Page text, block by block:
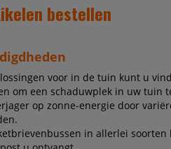
bestellen
voor in de tuin kunt u
om een schaduwplek in uw tuin
op zonne-energie door
in allerlei